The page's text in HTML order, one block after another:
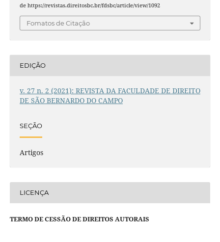
de https://revistas.direitosbc.br/fdsbc/article/view/1092
Fomatos de Citação
EDIÇÃO
v. 27 n. 2 (2021): REVISTA DA FACULDADE DE DIREITO
DE SÃO BERNARDO DO CAMPO
SEÇÃO
Artigos
LICENÇA
TERMO DE CESSÃO DE DIREITOS AUTORAIS